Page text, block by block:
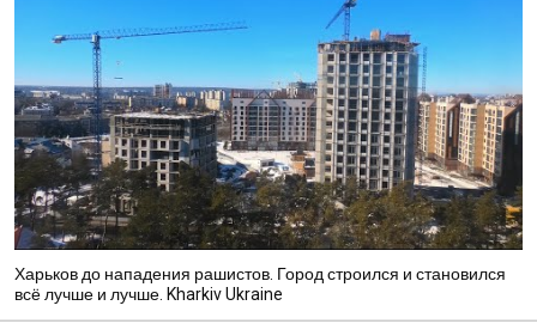
Харьков до нападения рашистов. Город строился и становился
всё лучше и лучше. Kharkiv Ukraine